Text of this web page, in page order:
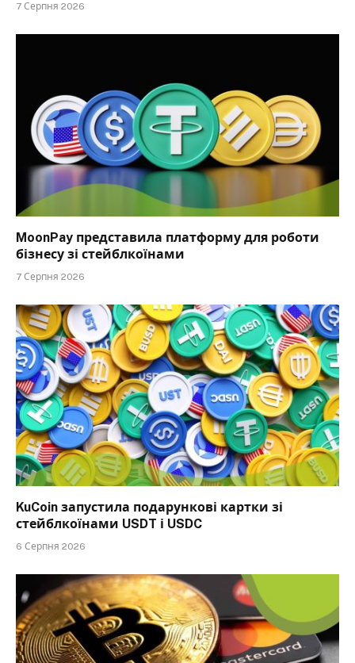
7 Серпня 2026
MoonPay представила платформу для роботи
бізнесу зі стейблкоїнами
7 Серпня 2026
KuCoin запустила подарункові картки зі
стейблкоїнами USDT і USDC
6 Серпня 2026